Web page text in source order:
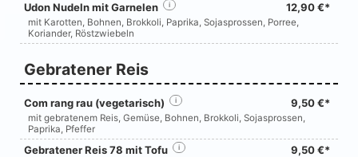
Udon Nudeln mit Garnelen 12,90 €*
i
mit Karotten, Bohnen, Brokkoli, Paprika, Sojasprossen, Porree,
Koriander, Röstzwiebeln
Gebratener Reis
Com rang rau (vegetarisch) 9,50 €*
i
mit gebratenem Reis, Gemüse, Bohnen, Brokkoli, Sojasprossen,
Paprika, Pfeffer
Gebratener Reis 78 mit Tofu 9,50 €*
i